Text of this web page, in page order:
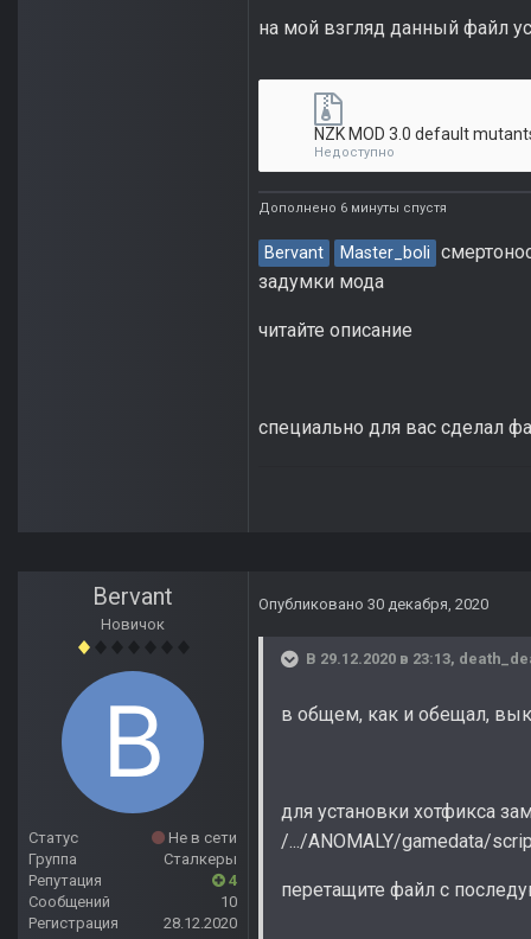
на мой взгляд данный файл
NZK MOD 3.0 default
Недоступно
Дополнено 6 минуты спустя
Bervant Master_boli
задумки мода
читайте описание
специально для вас сделал
Bervant
Новичок
Статус
Не в сети
Группа
Сталкеры
Репутация
4
Сообщений
10
Регистрация
28.12.2020
Опубликовано 30 декабря, 2020
В 29.12.2020 в 23:13,
в общем, как и обещал,
для установки хотфикса
/.../ANOMALY/gamedata/
перетащите файл с